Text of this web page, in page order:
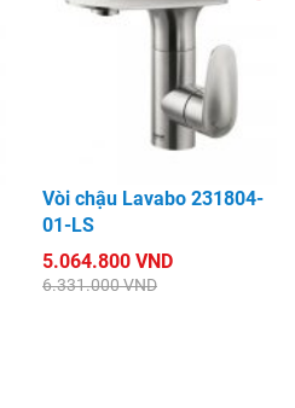
Vòi chậu Lavabo 231804-
01-LS
5.064.800 VND
6.331.000 VND